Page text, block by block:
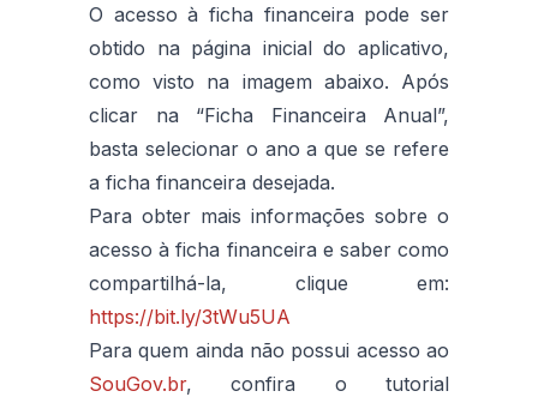
O acesso à ficha financeira pode ser
obtido na página inicial do aplicativo,
como visto na imagem abaixo. Após
clicar na “Ficha Financeira Anual”,
basta selecionar o ano a que se refere
a ficha financeira desejada.
Para obter mais informações sobre o
acesso à ficha financeira e saber como
compartilhá-la, clique em:
https://bit.ly/3tWu5UA
Para quem ainda não possui acesso ao
SouGov.br, confira o tutorial